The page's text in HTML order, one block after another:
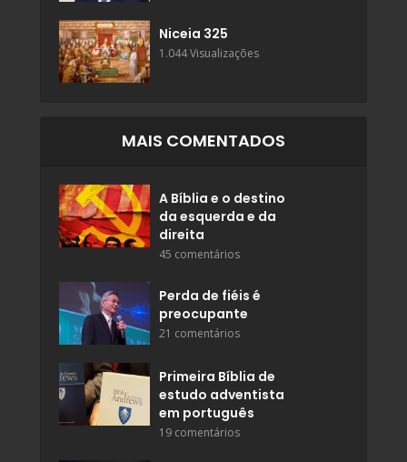
Niceia 325
1.044 Visualizações
MAIS COMENTADOS
A Bíblia e o destino
da esquerda e da
direita
45 comentários
Perda de fiéis é
preocupante
21 comentários
Primeira Bíblia de
estudo adventista
em português
19 comentários